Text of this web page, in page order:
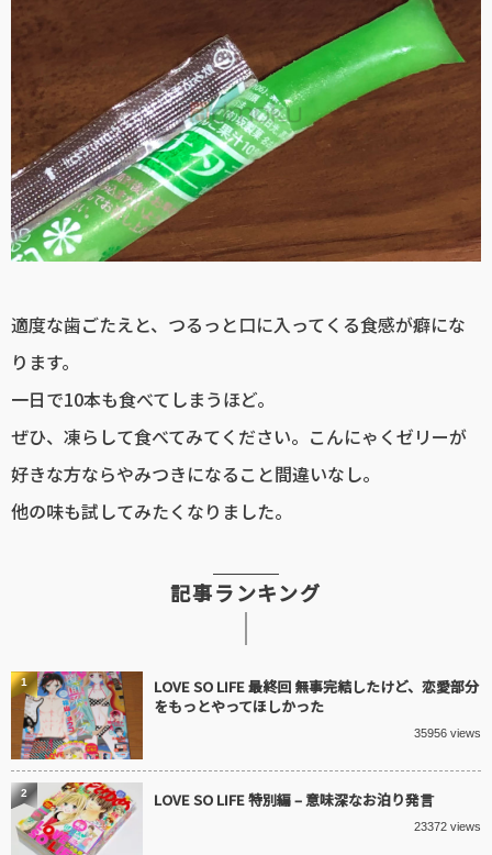
適度な歯ごたえと、つるっと口に入ってくる食感が癖にな
ります。
一日で10本も食べてしまうほど。
ぜひ、凍らして食べてみてください。こんにゃくゼリーが
好きな方ならやみつきになること間違いなし。
他の味も試してみたくなりました。
記事ランキング
LOVE SO LIFE 最終回 無事完結したけど、恋愛部分
をもっとやってほしかった
35956 views
1
LOVE SO LIFE 特別編 – 意味深なお泊り発言
23372 views
2